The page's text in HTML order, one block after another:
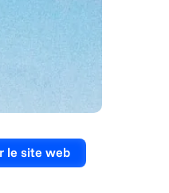
le site web